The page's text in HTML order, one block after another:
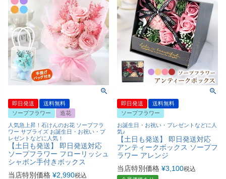
即日発送
送料無料
ソープフラワー
造花
人気急上昇！石けんのお花 ソープフラ
ワー サプライズ お誕生日・お祝い・プ
レゼントなどに人気！
【土日も発送】 即日発送対応
ソープフラワー フローリッシュ
シャボン手付きボックス
当店特別価格 ¥2,990税込
即日発送
送料無料
ソープフラワー
お誕生日・お祝い・プレゼントなどに人
気♪
【土日も発送】 即日発送対応
アンティークボックス ソープフ
ラワー アレンジ
当店特別価格 ¥3,100税込